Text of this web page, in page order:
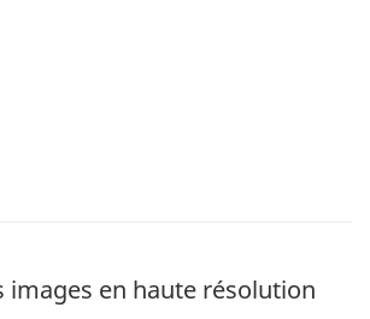
images en haute résolution